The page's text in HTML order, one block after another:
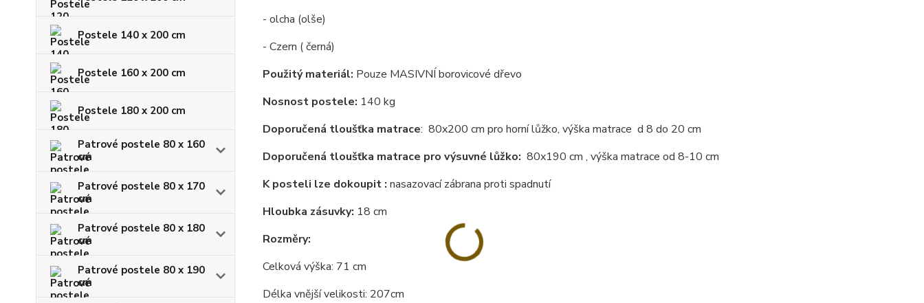
Postele 140 x 200 cm
Postele 160 x 200 cm
Postele 180 x 200 cm
Patrové postele 80 x 160
cm
Patrové postele 80 x 170
cm
Patrové postele 80 x 180
cm
Patrové postele 80 x 190
cm
- olcha (olše)
- Czern ( černá)
Použitý materiál: Pouze MASIVNÍ borovicové dřevo
Nosnost postele: 140 kg
Doporučená tloušťka matrace: 80x200 cm pro horní lůžko, výška matrace d 8 do 20 cm
Doporučená tloušťka matrace pro výsuvné lůžko: 80x190 cm , výška matrace od 8-10 cm
K posteli lze dokoupit : nasazovací zábrana proti spadnutí
Hloubka zásuvky: 18 cm
Rozměry:
Celková výška: 71 cm
Délka vnější velikosti: 207cm